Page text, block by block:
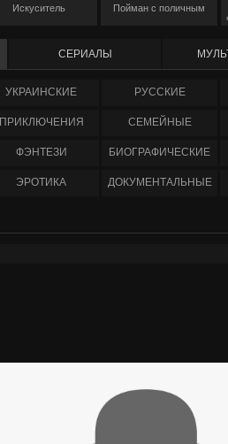
Искуситель Пойман с поличным
СЕРИАЛЫ
УКРАИНCКИЕ РУССКИЕ
ПРИКЛЮЧЕНИЯ СЕМЕЙНЫЕ
ФЭНТЕЗИ БИОГРАФИЧЕСКИЕ
ЭРОТИКА ДОКУМЕНТАЛЬНЫЕ